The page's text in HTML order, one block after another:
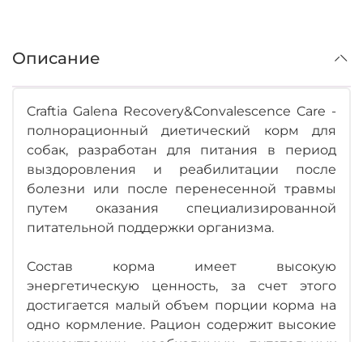
Описание
Craftia Galena Recovery&Сonvalescence Care -
полнорационный диетический корм для
собак, разработан для питания в период
выздоровления и реабилитации после
болезни или после перенесенной травмы
путем оказания специализированной
питательной поддержки организма.
Состав корма имеет высокую
энергетическую ценность, за счет этого
достигается малый объем порции корма на
одно кормление. Рацион содержит высокие